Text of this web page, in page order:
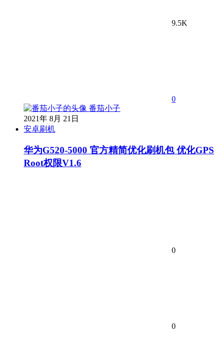
9.5K
0
番茄小子
2021年 8月 21日
安卓刷机
华为G520-5000 官方精简优化刷机包 优化GPS
Root权限V1.6
0
0